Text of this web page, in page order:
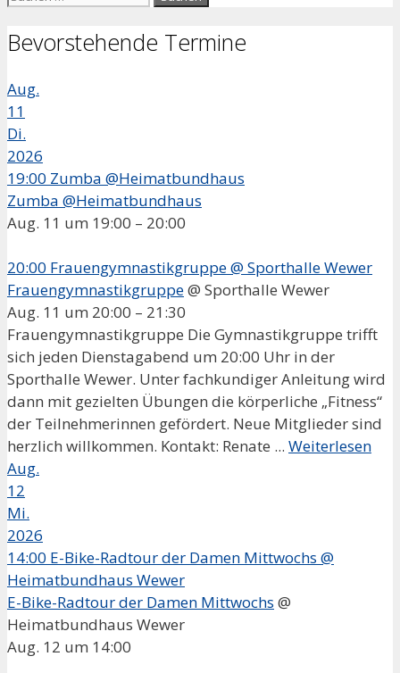
Bevorstehende Termine
Aug.
11
Di.
2026
19:00 Zumba @Heimatbundhaus
Zumba @Heimatbundhaus
Aug. 11 um 19:00 – 20:00
20:00 Frauengymnastikgruppe@ Sporthalle Wewer
Frauengymnastikgruppe@ Sporthalle Wewer
Aug. 11 um 20:00 – 21:30
Frauengymnastikgruppe Die Gymnastikgruppe trifft
sich jeden Dienstagabend um 20:00 Uhr in der
Sporthalle Wewer. Unter fachkundiger Anleitung wird
dann mit gezielten Übungen die körperliche „Fitness“
der Teilnehmerinnen gefördert. Neue Mitglieder sind
herzlich willkommen. Kontakt: Renate ... Weiterlesen
Aug.
12
Mi.
2026
14:00 E-Bike-Radtour der Damen Mittwochs @
Heimatbundhaus Wewer
E-Bike-Radtour der Damen Mittwochs @
Heimatbundhaus Wewer
Aug. 12 um 14:00